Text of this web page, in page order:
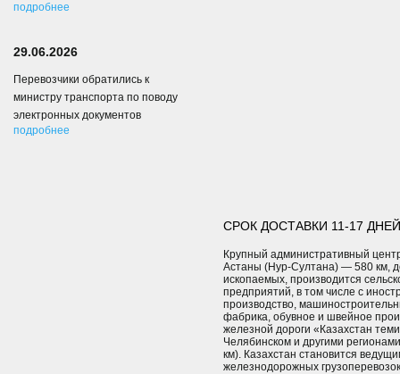
СРОК ДОСТАВКИ 11-17
Крупный административный
Астаны (Нур-Султана) — 580 км,
ископаемых, производится
предприятий, в том числе с
производство,
фабрика, обувное и швейное
железной дороги «Казахстан
Челябинском и другими
км). Казахстан становится
железнодорожных
подробнее
29.06.2026
Перевозчики обратились к
министру транспорта по поводу
электронных документов
подробнее